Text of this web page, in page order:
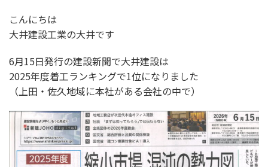
こんにちは
大井建設工業の大井です
6月15日発行の建設新聞で大井建設は
2025年度着工ランキングで1位になりました
（上田・佐久地域に本社がある会社の中で）